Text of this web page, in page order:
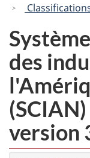
des
version